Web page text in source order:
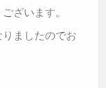
ざいます。
ましたのでお